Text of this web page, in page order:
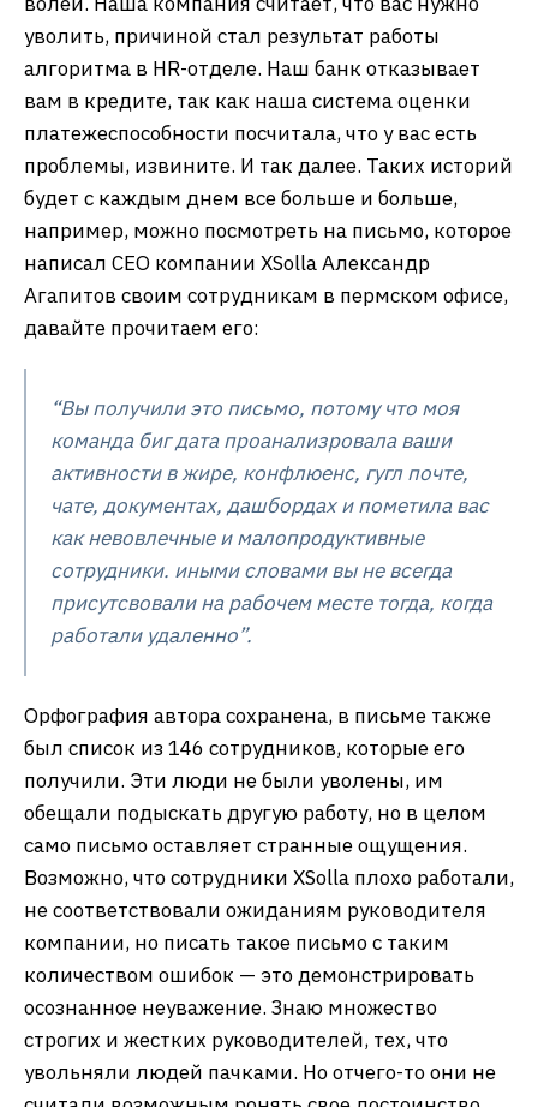
уволить, причиной стал результат работы
алгоритма в HR-отделе. Наш банк отказывает
вам в кредите, так как наша система оценки
платежеспособности посчитала, что у вас есть
проблемы, извините. И так далее. Таких историй
будет с каждым днем все больше и больше,
например, можно посмотреть на письмо, которое
написал CEO компании XSolla Александр
Агапитов своим сотрудникам в пермском офисе,
давайте прочитаем его:
“Вы получили это письмо, потому что моя
команда биг дата проанализровала ваши
активности в жире, конфлюенс, гугл почте,
чате, документах, дашбордах и пометила вас
как невовлечные и малопродуктивные
сотрудники. иными словами вы не всегда
присутсвовали на рабочем месте тогда, когда
работали удаленно”.
Орфография автора сохранена, в письме также
был список из 146 сотрудников, которые его
получили. Эти люди не были уволены, им
обещали подыскать другую работу, но в целом
само письмо оставляет странные ощущения.
Возможно, что сотрудники XSolla плохо работали,
не соответствовали ожиданиям руководителя
компании, но писать такое письмо с таким
количеством ошибок — это демонстрировать
осознанное неуважение. Знаю множество
строгих и жестких руководителей, тех, что
увольняли людей пачками. Но отчего-то они не